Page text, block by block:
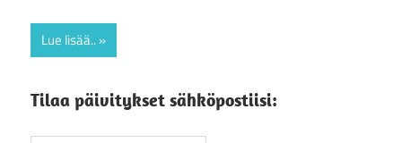
Lue lisää..
Tilaa päivitykset sähköpostiisi: